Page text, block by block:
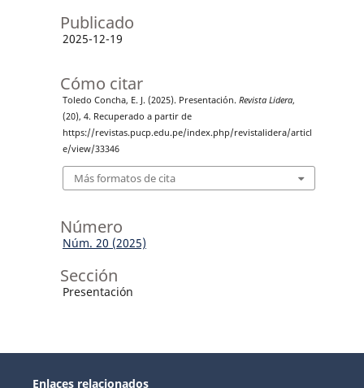
Publicado
2025-12-19
Cómo citar
Toledo Concha, E. J. (2025). Presentación. Revista Lidera,
(20), 4. Recuperado a partir de
https://revistas.pucp.edu.pe/index.php/revistalidera/articl
e/view/33346
Más formatos de cita
Número
Núm. 20 (2025)
Sección
Presentación
Enlaces relacionados